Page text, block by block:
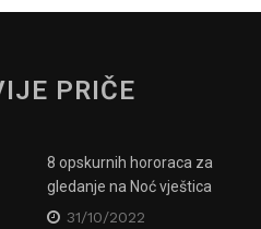
PRIČE
8 opskurnih hororaca za
gledanje na Noć vještica
31/10/2022